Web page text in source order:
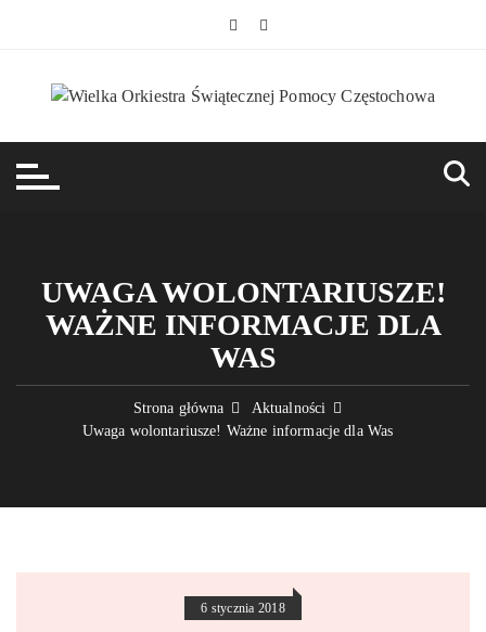
UWAGA WOLONTARIUSZE!
WAŻNE INFORMACJE DLA
WAS
Strona główna
Aktualności
Uwaga wolontariusze! Ważne informacje dla Was
6 stycznia 2018